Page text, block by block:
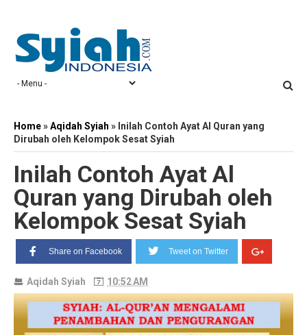
Home»Aqidah Syiah » Inilah Contoh Ayat Al Quran yang
Dirubah oleh Kelompok Sesat Syiah
Inilah Contoh Ayat Al
Quran yang Dirubah oleh
Kelompok Sesat Syiah
Share on Facebook Tweet on Twitter
Aqidah Syiah 10:52 AM